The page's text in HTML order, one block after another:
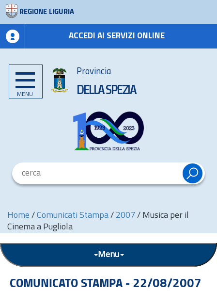
REGIONE LIGURIA
ACCEDI AI SERVIZI ONLINE
MENU
Provincia
DELLA SPEZIA
Home / Comunicati Stampa / 2007 / Musica per il
Cinema a Pugliola
Menu
COMUNICATO STAMPA - 22/08/2007